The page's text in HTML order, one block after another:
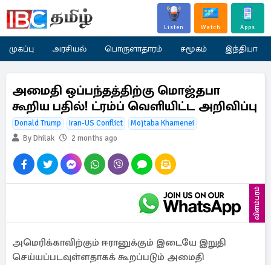
Listen Watch Apps
முகப்பு அரசியல் பொருளாதாரம் சமூகம் இந்தியா
அமைதி ஒப்பந்தத்திற்கு மொஜ்தபா
கூறிய பதில்! ட்ரம்ப் வெளியிட்ட அறிவிப்பு
Donald Trump Iran-US Conflict
Mojtaba Khamenei
By Dhilak
2 months ago
விளம்பரம்
அமெரிக்காவிற்கும் ஈரானுக்கும் இடையே இறுதி
செய்யப்படவுள்ளதாகக் கூறப்படும் அமைதி